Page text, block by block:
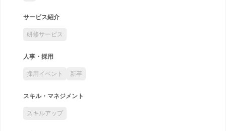
サービス紹介
研修サービス
人事・採用
採用イベント 新卒
スキル・マネジメント
スキルアップ